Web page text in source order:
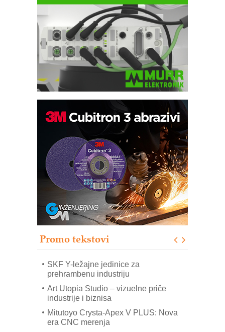
Promo tekstovi
Efikasno upravljanje energijom
Automatizacija pakovanja · Display
(Shelf-Ready) omotnice
Potpuna efikasnost bez složenih
sistema
Trajna oznaka kao dugoročna korist
Bezbednost na prvom mestu!
– Pametna signalizacija za efikasnije
SKF Y-ležajne jedinice za
prehrambenu industriju
Art Utopia Studio – vizuelne priče
industrije i biznisa
Mitutoyo Crysta-Apex V PLUS: Nova
era CNC merenja